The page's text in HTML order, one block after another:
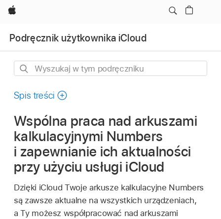
Apple
Podręcznik użytkownika iCloud
Wyszukaj
tym
Spis treści
Wspólna praca nad arkuszami
kalkulacyjnymi Numbers
i zapewnianie ich aktualności
przy użyciu usługi iCloud
Dzięki iCloud Twoje arkusze kalkulacyjne Numbers
są zawsze aktualne na wszystkich urządzeniach,
a Ty możesz współpracować nad arkuszami